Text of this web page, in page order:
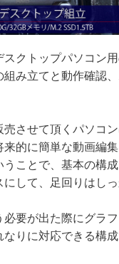
スクトップパソコン
組み立てと動作確認
売させて頂くパソコ
来的に簡単な動画編
うことで、基本の構
にして、足回りはし
必要が出た際にグラ
りに対応できる構成